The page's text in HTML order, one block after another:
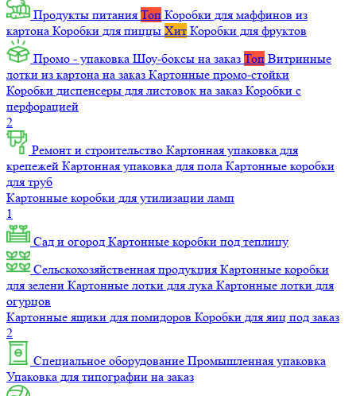
Продукты питания Топ Коробки для маффинов из
картона Коробки для пиццы Хит Коробки для фруктов
Промо - упаковка Шоу-боксы на заказ Топ Витринные
лотки из картона на заказ Картонные промо-стойки
Коробки диспенсеры для листовок на заказ Коробки с
перфорацией
2
Ремонт и строительство Картонная упаковка для
крепежей Картонная упаковка для пола Картонные коробки
для труб
Картонные коробки для утилизации ламп
1
Сад и огород Картонные коробки под теплицу
Сельскохозяйственная продукция Картонные коробки
для зелени Картонные лотки для лука Картонные лотки для
огурцов
Картонные ящики для помидоров Коробки для яиц под заказ
2
Специальное оборудование Промышленная упаковка
Упаковка для типографии на заказ